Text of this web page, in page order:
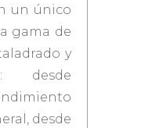
un único
gama de
y
desde
desde